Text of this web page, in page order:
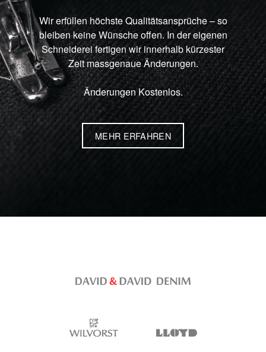
Wir erfüllen höchste Qualitätsansprüche – so
bleiben keine Wünsche offen. In der eigenen
Schneiderei fertigen wir innerhalb kürzester
Zeit massgenaue Änderungen.
Änderungen Kostenlos.
MEHR ERFAHREN